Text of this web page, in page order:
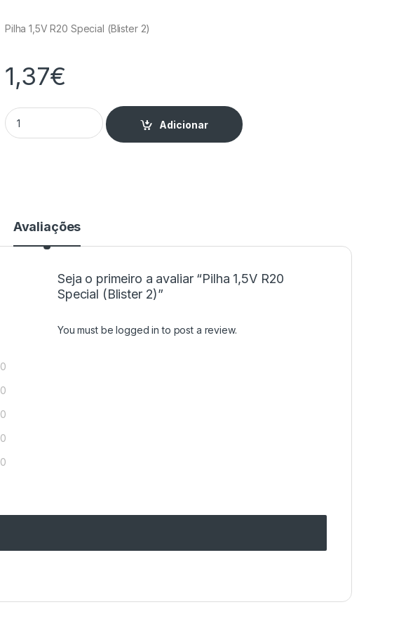
Pilha 1,5V R20 Special (Blister 2)
1,37€
Pilha 1,5V R20 Special (Blister 2) quantity
Adicionar
Avaliações
0
0
0
0
0
Seja o primeiro a avaliar “Pilha 1,5V R20
Special (Blister 2)”
You must belogged in to post a review.